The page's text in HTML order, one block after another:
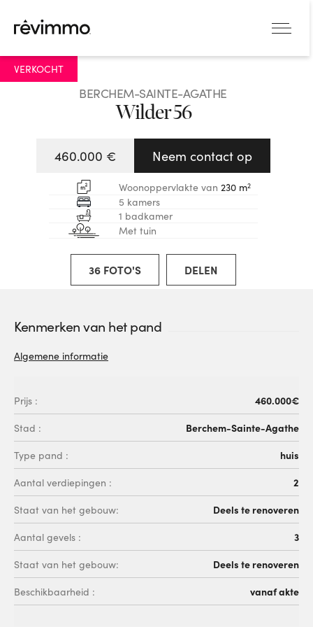
VERKOCHT
BERCHEM-SAINTE-AGATHE
Wilder 56
460.000 € Neem contact op
Woonoppervlakte van 230 m2
5 kamers
1 badkamer
Met tuin
36 FOTO'S DELEN
Kenmerken van het pand
Algemene informatie
Prijs : 460.000€
Stad : Berchem-Sainte-Agathe
Type pand : huis
Aantal verdiepingen : 2
Staat van het gebouw: Deels te renoveren
Aantal gevels : 3
Staat van het gebouw: Deels te renoveren
Beschikbaarheid : vanaf akte